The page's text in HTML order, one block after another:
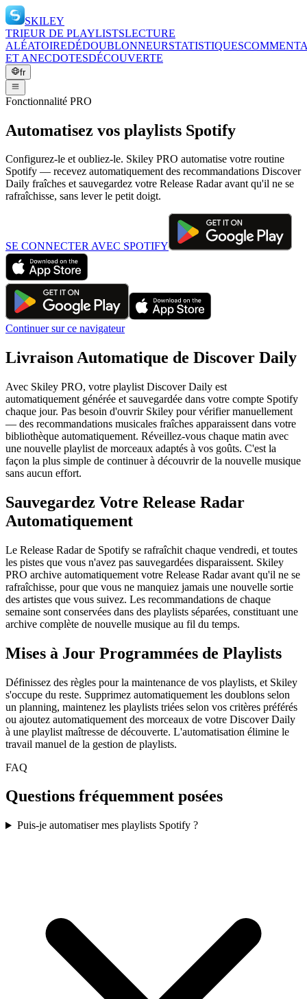
SKILEY
TRIEUR DE PLAYLISTSLECTURE
ALÉATOIREDÉDOUBLONNEURSTATISTIQUES
ET ANECDOTESDÉCOUVERTE
fr
Fonctionnalité PRO
Automatisez vos playlists Spotify
Configurez-le et oubliez-le. Skiley PRO automatise votre routine
Spotify — recevez automatiquement des recommandations Discover
Daily fraîches et sauvegardez votre Release Radar avant qu'il ne se
rafraîchisse, sans lever le petit doigt.
SE CONNECTER AVEC SPOTIFY
Continuer sur ce navigateur
Livraison Automatique de Discover Daily
Avec Skiley PRO, votre playlist Discover Daily est
automatiquement générée et sauvegardée dans votre compte Spotify
chaque jour. Pas besoin d'ouvrir Skiley pour vérifier manuellement
— des recommandations musicales fraîches apparaissent dans votre
bibliothèque automatiquement. Réveillez-vous chaque matin avec
une nouvelle playlist de morceaux adaptés à vos goûts. C'est la
façon la plus simple de continuer à découvrir de la nouvelle musique
sans aucun effort.
Sauvegardez Votre Release Radar
Automatiquement
Le Release Radar de Spotify se rafraîchit chaque vendredi, et toutes
les pistes que vous n'avez pas sauvegardées disparaissent. Skiley
PRO archive automatiquement votre Release Radar avant qu'il ne se
rafraîchisse, pour que vous ne manquiez jamais une nouvelle sortie
des artistes que vous suivez. Les recommandations de chaque
semaine sont conservées dans des playlists séparées, constituant une
archive complète de nouvelle musique au fil du temps.
Mises à Jour Programmées de Playlists
Définissez des règles pour la maintenance de vos playlists, et Skiley
s'occupe du reste. Supprimez automatiquement les doublons selon
un planning, maintenez les playlists triées selon vos critères préférés
ou ajoutez automatiquement des morceaux de votre Discover Daily
à une playlist maîtresse de découverte. L'automatisation élimine le
travail manuel de la gestion de playlists.
FAQ
Questions fréquemment posées
Puis-je automatiser mes playlists Spotify ?